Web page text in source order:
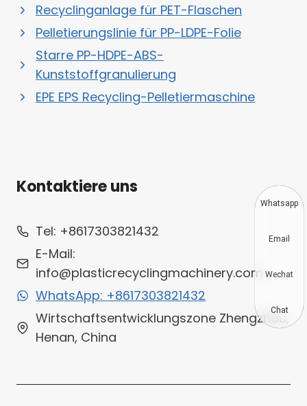
Recyclinganlage für PET-Flaschen
Pelletierungslinie für PP-LDPE-Folie
Starre PP-HDPE-ABS-
Kunststoffgranulierung
EPE EPS Recycling-Pelletiermaschine
Kontaktiere uns
Tel: +8617303821432
E-Mail:
info@plasticrecyclingmachinery.com
WhatsApp: +8617303821432
Wirtschaftsentwicklungszone Zhengzhou,
Henan, China
Whatsapp
Email
Wechat
Chat